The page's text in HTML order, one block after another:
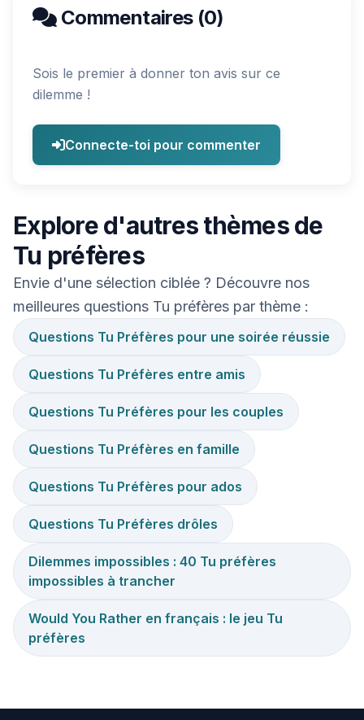
Commentaires (0)
Sois le premier à donner ton avis sur ce
dilemme !
Connecte-toi pour commenter
Explore d'autres thèmes de
Tu préfères
Envie d'une sélection ciblée ? Découvre nos
meilleures questions Tu préfères par thème :
Questions Tu Préfères pour une soirée réussie
Questions Tu Préfères entre amis
Questions Tu Préfères pour les couples
Questions Tu Préfères en famille
Questions Tu Préfères pour ados
Questions Tu Préfères drôles
Dilemmes impossibles : 40 Tu préfères
impossibles à trancher
Would You Rather en français : le jeu Tu
préfères